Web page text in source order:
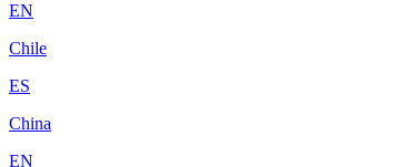
EN
Chile
ES
China
EN